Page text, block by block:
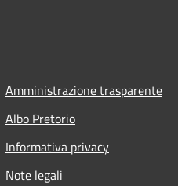
Amministrazione trasparente
Albo Pretorio
Informativa privacy
Note legali